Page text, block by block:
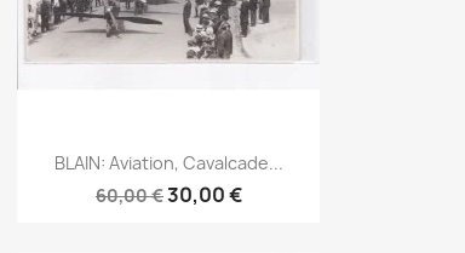
Aperçu rapide
BLAIN: Aviation, Cavalcade...
60,00 €30,00 €